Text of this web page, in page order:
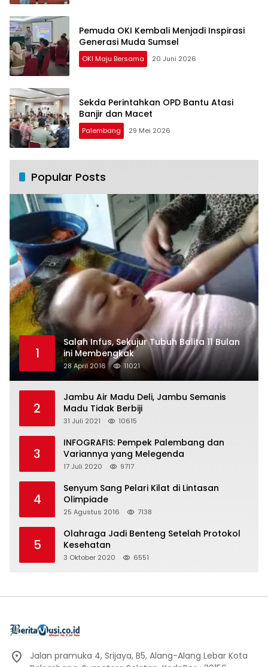
Pemuda OKI Kembali Menjadi Inspirasi
Generasi Muda Sumsel
OKI Maju Bersama 20 Juni 2026
Sekda Perintahkan OPD Bantu Atasi
Banjir dan Macet
Palembang 29 Mei 2026
Popular Posts
1
Salah Infus, Sekujur Tubuh Balita 11 Bulan
ini Membengkak
28 April 2016 11021
2
Jambu Air Madu Deli, Jambu Semanis
Madu Tidak Berbiji
31 Juli 2021 10615
3
INFOGRAFIS: Pempek Palembang dan
Variannya yang Melegenda
17 Juli 2020 9717
4
Senyum Sang Pelari Kilat di Lintasan
Olimpiade
25 Agustus 2016 7138
5
Olahraga Jadi Benteng Setelah Protokol
Kesehatan
3 Oktober 2020 6551
Jalan pramuka 4, Srijaya, B5, Alang-Alang Lebar Kota